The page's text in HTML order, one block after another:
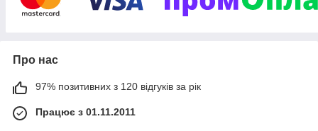
розстрочка, лізинг, кредитні програми. Для
Переглянути каталог
Про нас
97% позитивних з 120 відгуків за рік
Працює з 01.11.2011